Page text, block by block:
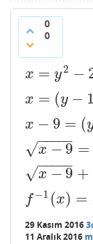
0
0
x = y2 −
x= y2 −2y +10
x = (y − 1
x= (y− 1)2 +9
x − 9 = (
x− 9= (y −1 2
x − 9
− −
−−−
√ =
x−9= y− 1
x − 9
− −
−−−
√ +
x−9+ 1= y
f −1 (x) =
f−1(x)=x− 9+
29 Kasım 2016
11 Aralık 2016